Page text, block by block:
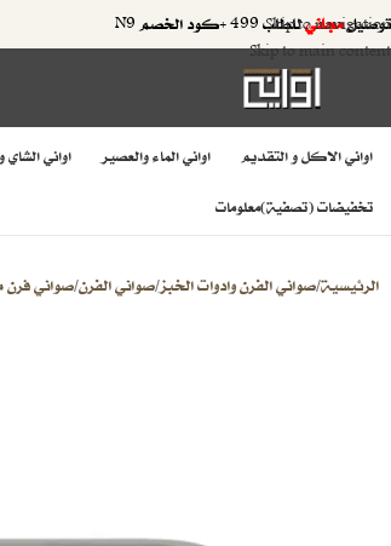
Skip to navigation
Skip to main content
توصيلمجانيللطلب 499 +كود الخصم N9
اواني الاكل و التقديم اواني الماء والعصير اواني الشاي
تخفيضات (تصفية)معلومات
الرئيسية/صواني الفرن وادوات الخبز/صواني الفرن/صواني فرن